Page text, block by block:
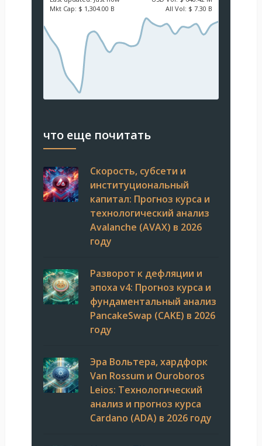
Mkt Cap: $ 1,304.00 B All Vol: $ 7.30 B
что еще почитать
Скорость, субсети и
институциональный
капитал: Прогноз курса и
технологический анализ
Avalanche (AVAX) в 2026
году
Разворот к дефляции и
эпоха v4: Прогноз курса и
фундаментальный анализ
PancakeSwap (CAKE) в 2026
году
Эра Вольтера, хардфорк
Van Rossum и Ouroboros
Leios: Технологический
анализ и прогноз курса
Cardano (ADA) в 2026 году